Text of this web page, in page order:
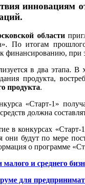
инновациям
области
По итогам
финансированию, при
в два этапа. В
продукта,
продукта.
«Старт-1»
должна
в конкурсах
они будут по мере
о программе
малого и среднего
для